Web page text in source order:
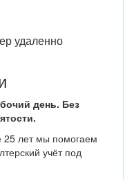
удаленно
день. Без
25 лет мы помогаем
учёт под